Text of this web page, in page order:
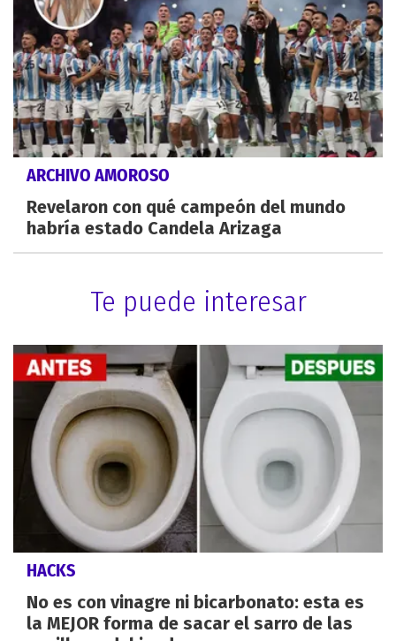
ARCHIVO AMOROSO
Revelaron con qué campeón del mundo
habría estado Candela Arizaga
Te puede interesar
HACKS
No es con vinagre ni bicarbonato: esta es
la MEJOR forma de sacar el sarro de las